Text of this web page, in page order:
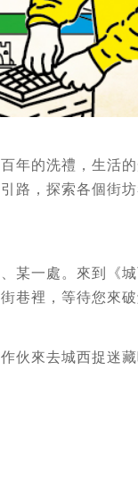
年的洗禮，生活
路，探索各個街
某一處。來到《
巷裡，等待您來破
伙來去城西捉迷